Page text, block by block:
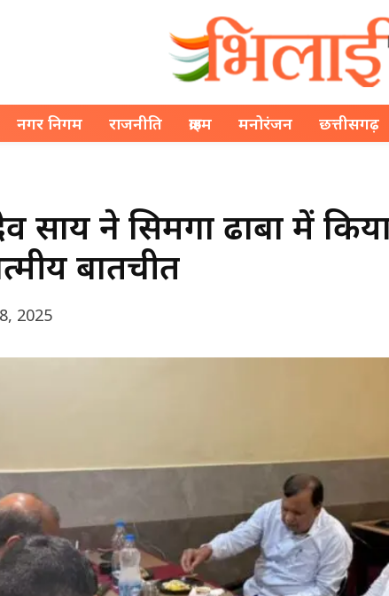
नगर निगम राजनीति क्राइम मनोरंजन छत्तीसगढ़
साय ने सिमगा ढाबा में
बातचीत
2025